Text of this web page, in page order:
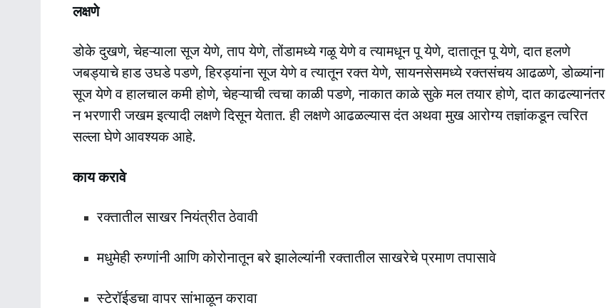
लक्षणे
डोके दुखणे, चेहऱ्याला सूज येणे, ताप येणे, तोंडामध्ये गळू येणे व त्यामधून पू येणे, दातातून पू येणे, दात हलणे
जबड्याचे हाड उघडे पडणे, हिरड्यांना सूज येणे व त्यातून रक्त येणे, सायनसेसमध्ये रक्तसंचय आढळणे, डोळ्यांना
सूज येणे व हालचाल कमी होणे, चेहऱ्याची त्वचा काळी पडणे, नाकात काळे सुके मल तयार होणे, दात काढल्यानंतर
न भरणारी जखम इत्यादी लक्षणे दिसून येतात. ही लक्षणे आढळल्यास दंत अथवा मुख आरोग्य तज्ञांकडून त्वरित
सल्ला घेणे आवश्यक आहे.
काय करावे
रक्तातील साखर नियंत्रीत ठेवावी
मधुमेही रुग्णांनी आणि कोरोनातून बरे झालेल्यांनी रक्तातील साखरेचे प्रमाण तपासावे
स्टेरॉईडचा वापर सांभाळून करावा